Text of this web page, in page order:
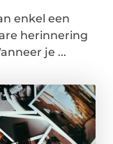
enkel een
herinnering
je ...